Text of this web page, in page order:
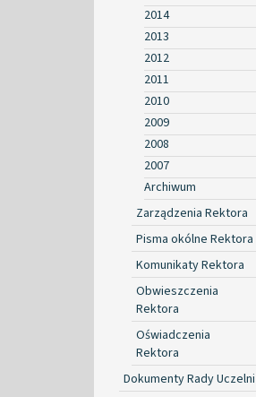
2014
2013
2012
2011
2010
2009
2008
2007
Archiwum
Zarządzenia Rektora
Pisma okólne Rektora
Komunikaty Rektora
Obwieszczenia
Rektora
Oświadczenia
Rektora
Dokumenty Rady Uczelni